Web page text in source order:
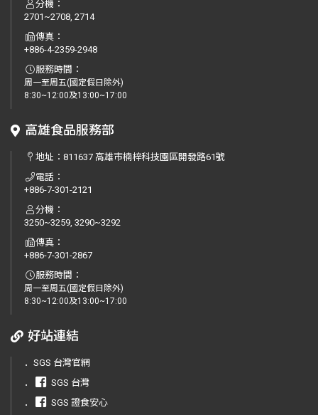
分機：
2701~2708, 2714
傳真：
+886-4-2359-2948
服務時間：
周一至周五(國定假日除外)
8:30~12:00及13:00~17:00
高雄食品服務部
地址：811637 高雄市楠梓科技園區開發路61號
電話：
+886-7-301-2121
分機：
3250~3259, 3290~3292
傳真：
+886-7-301-2867
服務時間：
周一至周五(國定假日除外)
8:30~12:00及13:00~17:00
好站連結
． SGS 台灣官網
．
SGS 台灣
．
SGS 證食安心